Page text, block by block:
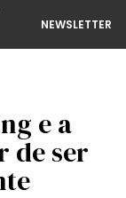
NEWSLETTER
e a
de ser